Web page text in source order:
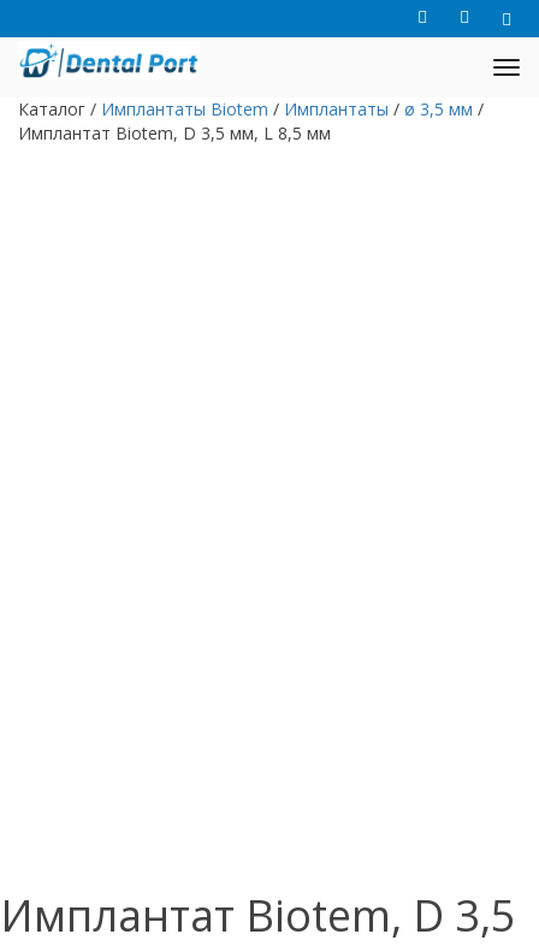
Каталог / Имплантаты Biotem / Имплантаты / ø 3,5 мм /
Имплантат Biotem, D 3,5 мм, L 8,5 мм
Имплантат Biotem, D 3,5